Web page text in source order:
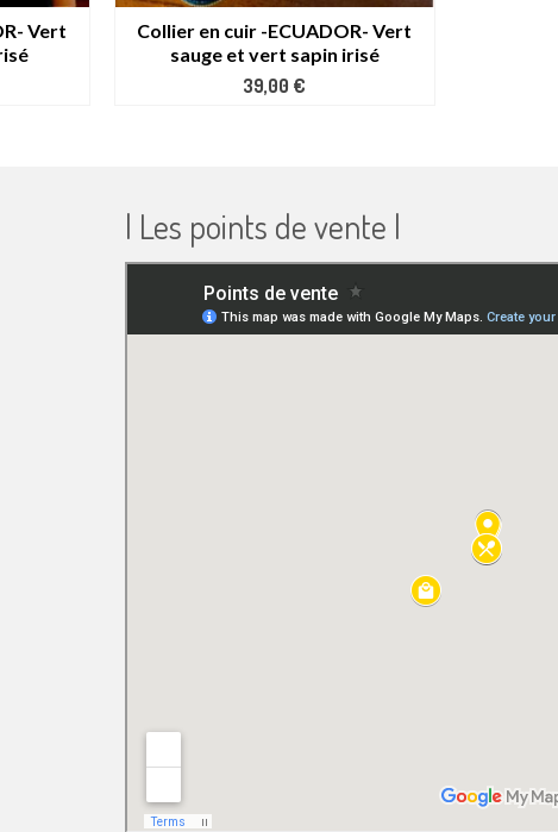
Vert
Collier en cuir -ECUADOR- Vert
sauge et vert sapin irisé
39,00 €
| Les points de vente |